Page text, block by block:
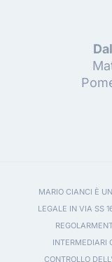
MARIO CIANCI È
LEGALE IN VIA SS
INTERMEDIARI
CONTROLLO